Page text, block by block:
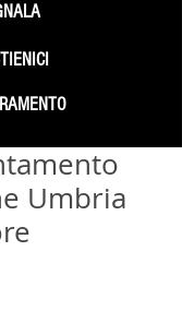
Umbria